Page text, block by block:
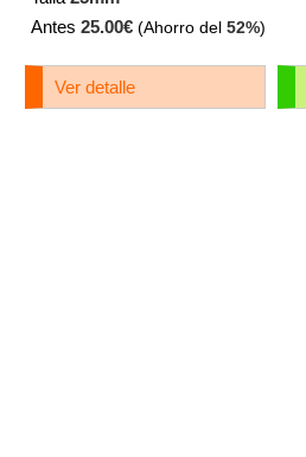
Antes 25.00€ (Ahorro del 52%)
Ver detalle